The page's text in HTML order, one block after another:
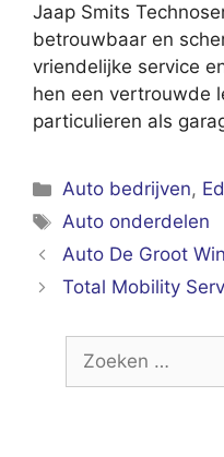
Jaap Smits
betrouwbaar en
vriendelijke service
hen een vertrouwde
particulieren als
Categorieën
Auto bedrijven,
Tags
Auto onderdelen
Auto De Groot
Total Mobility
Zoek